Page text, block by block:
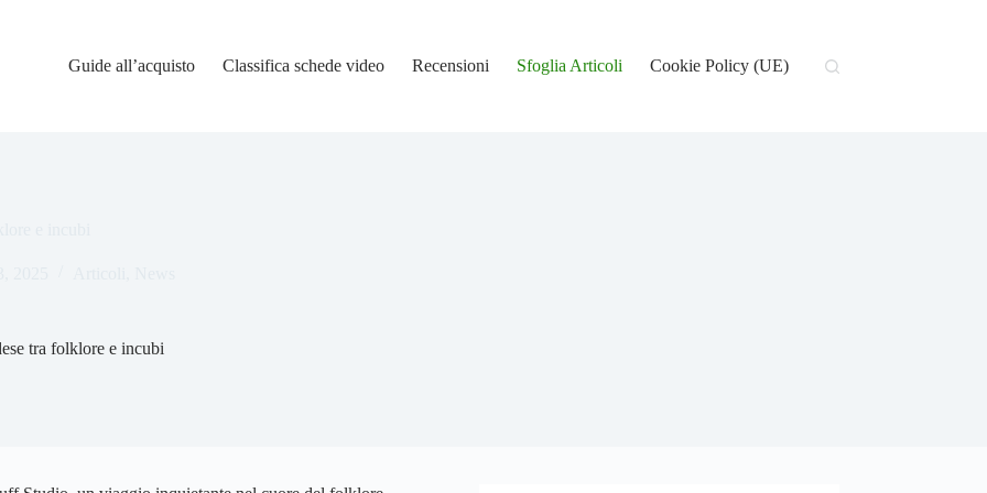
Guide all’acquisto
Classifica schede video Recensioni Sfoglia Articoli Cookie Policy (UE)
tra folklore e incubi